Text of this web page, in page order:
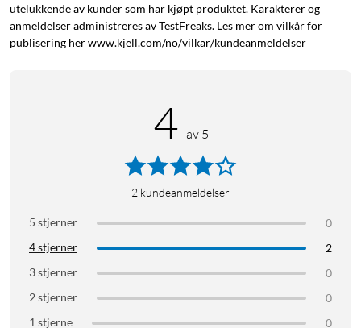
utelukkende av kunder som har kjøpt produktet. Karakterer og
anmeldelser administreres av TestFreaks. Les mer om vilkår for
publisering her www.kjell.com/no/vilkar/kundeanmeldelser
4 av 5
2 kundeanmeldelser
5 stjerner
0
4 stjerner
2
3 stjerner
0
2 stjerner
0
1 stjerne
0